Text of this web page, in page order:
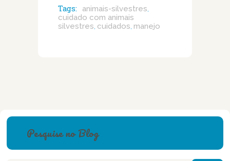
Tags: animais-silvestres,
cuidado com animais
silvestres, cuidados, manejo
Pesquise no Blog